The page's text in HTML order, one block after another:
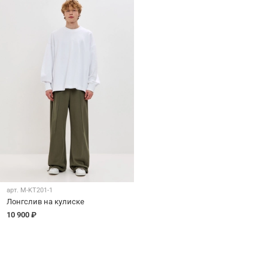
арт. M-KT201-1
Лонгслив на кулиске
10 900 ₽